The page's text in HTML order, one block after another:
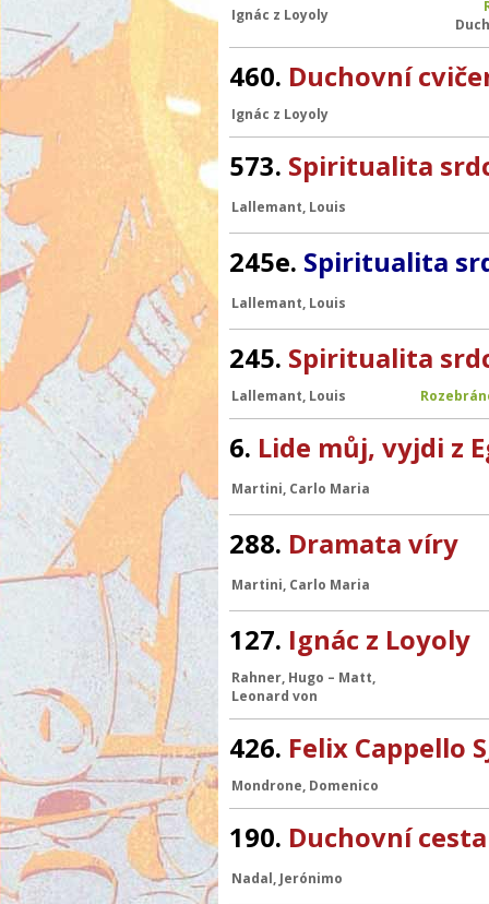
Ignác z Loyoly
460. Duchovní
Ignác z Loyoly
573. Spiritualita
Lallemant, Louis
245e. Spiritualita
Lallemant, Louis
245. Spiritualita
Lallemant, Louis
6. Lide můj, vyjdi z
Martini, Carlo Maria
288. Dramata víry
Martini, Carlo Maria
127. Ignác z Loyoly
Rahner, Hugo – Matt,
Leonard von
426. Felix Cappello
Mondrone, Domenico
190. Duchovní cesta
Nadal, Jerónimo